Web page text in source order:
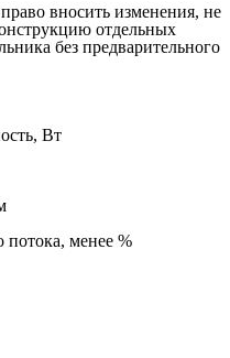
вносить изменения, не
отдельных
без предварительного
Вт
потока, менее %